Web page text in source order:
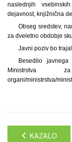
naslednjih
dejavnost, knjižnična
Obseg sredstev,
za dveletno obdobje
Javni poziv bo
Besedilo
Ministrstva za
organi/ministrstva/
KAZALO